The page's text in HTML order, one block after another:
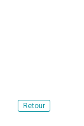
Retour